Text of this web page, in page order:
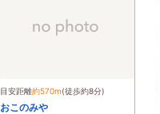
目安距離約570m(徒歩約8分)
おこのみや